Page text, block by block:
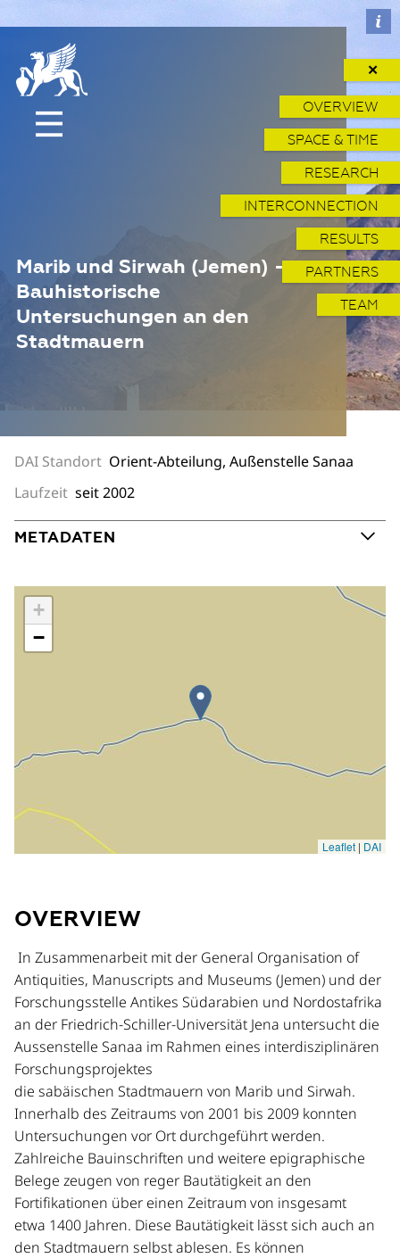
Marib und Sirwah (Jemen) -
Bauhistorische
Untersuchungen an den
Stadtmauern
✕
OVERVIEW
SPACE & TIME
RESEARCH
INTERCONNECTION
RESULTS
PARTNERS
TEAM
DAI Standort Orient-Abteilung, Außenstelle Sanaa
Laufzeit seit 2002
METADATEN
OVERVIEW
In Zusammenarbeit mit der General Organisation of
Antiquities, Manuscripts and Museums (Jemen) und der
Forschungsstelle Antikes Südarabien und Nordostafrika
an der Friedrich-Schiller-Universität Jena untersucht die
Aussenstelle Sanaa im Rahmen eines interdisziplinären
Forschungsprojektes
die sabäischen Stadtmauern von Marib und Sirwah.
Innerhalb des Zeitraums von 2001 bis 2009 konnten
Untersuchungen vor Ort durchgeführt werden.
Zahlreiche Bauinschriften und weitere epigraphische
Belege zeugen von reger Bautätigkeit an den
Fortifikationen über einen Zeitraum von insgesamt
etwa 1400 Jahren. Diese Bautätigkeit lässt sich auch an
den Stadtmauern selbst ablesen. Es können